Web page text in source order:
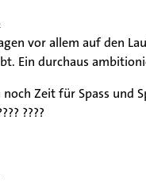
Ärzte
vor allem auf den
Ein durchaus
Zeit für Spass und
????